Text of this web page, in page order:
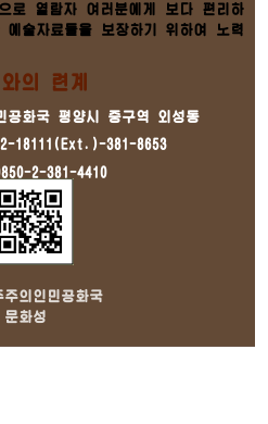
열람자 여러분에게 보다 편리하
술자료들을 보장하기 위하여 노력
의 련계
공화국 평양시 중구역 외성동
18111(Ext.)-381-8653
2-381-4410
주의인민공화국
문화성